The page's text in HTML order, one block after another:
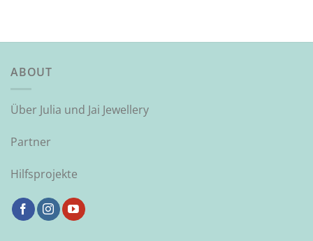
ABOUT
Über Julia und Jai Jewellery
Partner
Hilfsprojekte